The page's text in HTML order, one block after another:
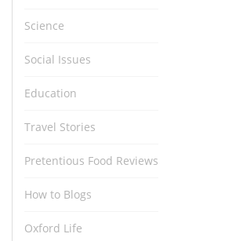
Science
Social Issues
Education
Travel Stories
Pretentious Food Reviews
How to Blogs
Oxford Life